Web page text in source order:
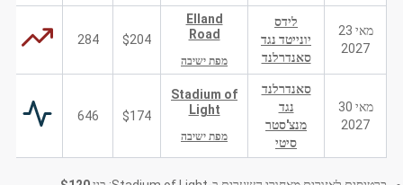
מאי 23
2027
לידס
יונייטד נגד
סאנדרלנד
Elland
Road
מפת ישיבה
$204
284
מאי 30
2027
סאנדרלנד
נגד
מנצ'סטר
סיטי
Stadium of
Light
מפת ישיבה
$174
646